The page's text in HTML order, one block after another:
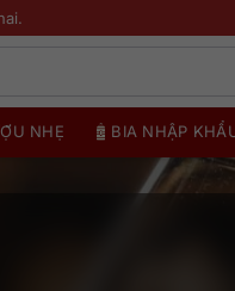
NHẸ BIA NHẬP